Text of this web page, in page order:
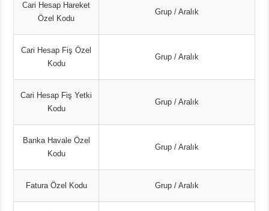
Cari Hesap Hareket
Özel Kodu
Grup / Aralık
Cari Hesap Fiş Özel
Kodu
Grup / Aralık
Cari Hesap Fiş Yetki
Kodu
Grup / Aralık
Banka Havale Özel
Kodu
Grup / Aralık
Fatura Özel Kodu Grup / Aralık